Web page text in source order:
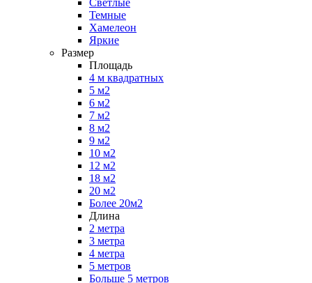
Светлые
Темные
Хамелеон
Яркие
Размер
Площадь
4 м квадратных
5 м2
6 м2
7 м2
8 м2
9 м2
10 м2
12 м2
18 м2
20 м2
Более 20м2
Длина
2 метра
3 метра
4 метра
5 метров
Больше 5 метров